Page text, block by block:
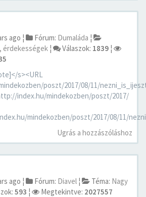
ago ¦ Fórum: Dumaláda ¦
érdekességek ¦ Válaszok: 1839 ¦
s><URL
poszt/2017/08/11/
index.hu/mindekozben/poszt/2017/
mindekozben/poszt/2017/08/11/
Ugrás a hozzászóláshoz
ago ¦ Fórum: Diavel ¦ Téma: Nagy
593 ¦ Megtekintve: 2027557